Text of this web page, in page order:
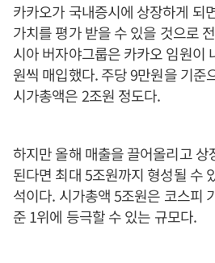
카카오가 국내증시에 상장하게 되
가치를 평가 받을 수 있을 것으로
시아 버자야그룹은 카카오 임원이
원씩 매입했다. 주당 9만원을 기준
시가총액은 2조원 정도다.
하지만 올해 매출을 끌어올리고 상
된다면 최대 5조원까지 형성될 수
석이다. 시가총액 5조원은 코스피
준 1위에 등극할 수 있는 규모다.